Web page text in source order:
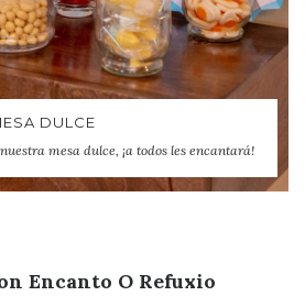
DULCE
mesa dulce, ¡a todos les encantará!
Encanto O Refuxio